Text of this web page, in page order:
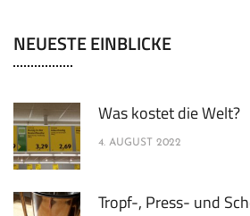
NEUESTE EINBLICKE
Was kostet die Welt?
4. AUGUST 2022
Tropf-, Press- und